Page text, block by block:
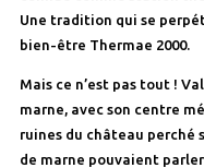
Une tradition qui se
bien-être Thermae 2000.
Mais ce n’est pas tout !
marne, avec son centre
ruines du château perché
de marne pouvaient